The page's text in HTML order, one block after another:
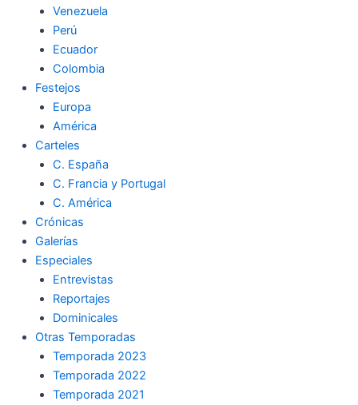
k
Venezuela
Perú
Ecuador
Colombia
Festejos
Europa
América
Carteles
C. España
C. Francia y Portugal
C. América
Crónicas
Galerías
Especiales
Entrevistas
Reportajes
Dominicales
Otras Temporadas
Temporada 2023
Temporada 2022
Temporada 2021